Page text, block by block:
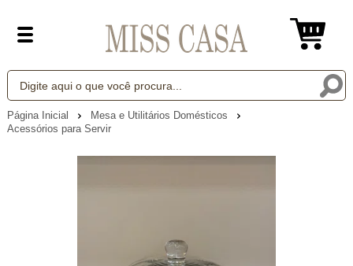
Página Inicial
Mesa e Utilitários Domésticos
Acessórios para Servir